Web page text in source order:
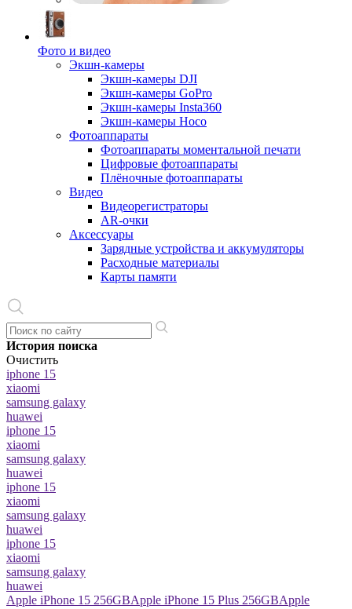
Фото и видео
Экшн-камеры
Экшн-камеры DJI
Экшн-камеры GoPro
Экшн-камеры Insta360
Экшн-камеры Hoco
Фотоаппараты
Фотоаппараты моментальной печати
Цифровые фотоаппараты
Плёночные фотоаппараты
Видео
Видеорегистраторы
AR-очки
Аксессуары
Зарядные устройства и аккумуляторы
Расходные материалы
Карты памяти
История поиска
Очистить
iphone 15
xiaomi
samsung galaxy
huawei
iphone 15
xiaomi
samsung galaxy
huawei
iphone 15
xiaomi
samsung galaxy
huawei
iphone 15
xiaomi
samsung galaxy
huawei
Apple iPhone 15 256GBApple iPhone 15 Plus 256GBApple